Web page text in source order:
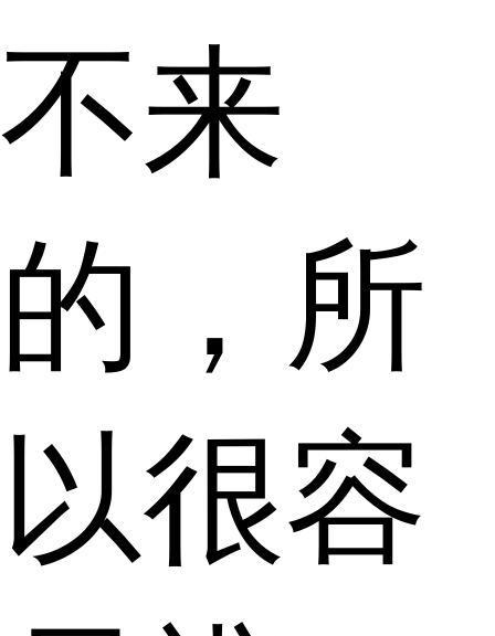
不来
的，所
以很容